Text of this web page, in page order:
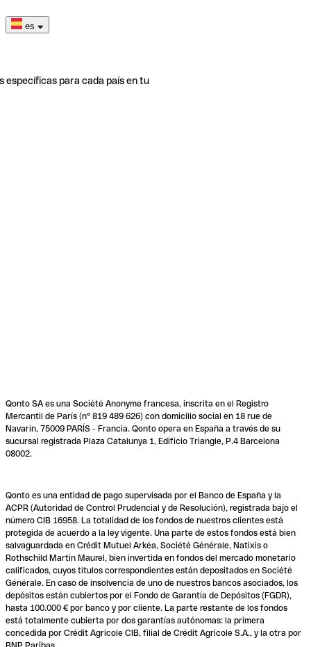
es
específicas para cada país en tu
Qonto SA es una Société Anonyme francesa, inscrita en el Registro
Mercantil de París (n° 819 489 626) con domicilio social en 18 rue de
Navarin, 75009 PARÍS - Francia. Qonto opera en España a través de su
sucursal registrada Plaza Catalunya 1, Edificio Triangle, P.4 Barcelona
08002.
Qonto es una entidad de pago supervisada por el Banco de España y la
ACPR (Autoridad de Control Prudencial y de Resolución), registrada bajo el
número CIB 16958. La totalidad de los fondos de nuestros clientes está
protegida de acuerdo a la ley vigente. Una parte de estos fondos está bien
salvaguardada en Crédit Mutuel Arkéa, Société Générale, Natixis o
Rothschild Martin Maurel, bien invertida en fondos del mercado monetario
calificados, cuyos títulos correspondientes están depositados en Société
Générale. En caso de insolvencia de uno de nuestros bancos asociados, los
depósitos están cubiertos por el Fondo de Garantía de Depósitos (FGDR),
hasta 100.000 € por banco y por cliente. La parte restante de los fondos
está totalmente cubierta por dos garantías autónomas: la primera
concedida por Crédit Agricole CIB, filial de Crédit Agricole S.A., y la otra por